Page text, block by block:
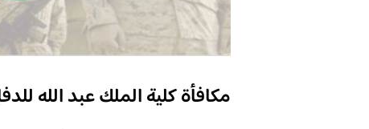
مكافأة كلية الملك عبد الله